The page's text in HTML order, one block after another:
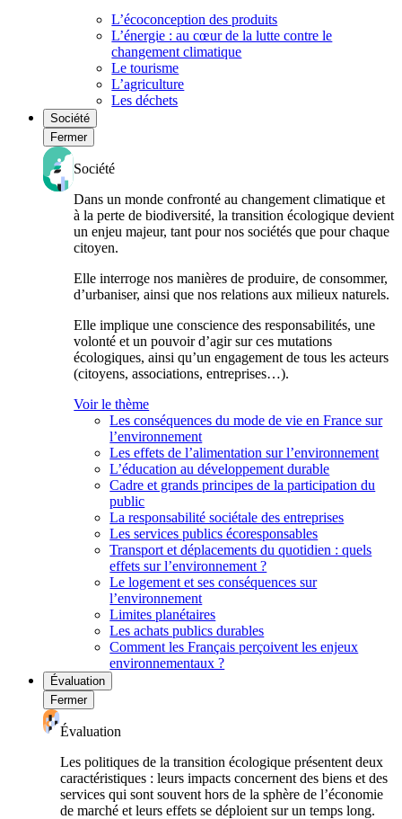
L’écoconception des produits
L’énergie : au cœur de la lutte contre le
changement climatique
Le tourisme
L’agriculture
Les déchets
Société
Fermer
Société
Dans un monde confronté au changement climatique et
à la perte de biodiversité, la transition écologique devient
un enjeu majeur, tant pour nos sociétés que pour chaque
citoyen.
Elle interroge nos manières de produire, de consommer,
d’urbaniser, ainsi que nos relations aux milieux naturels.
Elle implique une conscience des responsabilités, une
volonté et un pouvoir d’agir sur ces mutations
écologiques, ainsi qu’un engagement de tous les acteurs
(citoyens, associations, entreprises…).
Voir le thème
Les conséquences du mode de vie en France sur
l’environnement
Les effets de l’alimentation sur l’environnement
L’éducation au développement durable
Cadre et grands principes de la participation du
public
La responsabilité sociétale des entreprises
Les services publics écoresponsables
Transport et déplacements du quotidien : quels
effets sur l’environnement ?
Le logement et ses conséquences sur
l’environnement
Limites planétaires
Les achats publics durables
Comment les Français perçoivent les enjeux
environnementaux ?
Évaluation
Fermer
Évaluation
Les politiques de la transition écologique présentent deux
caractéristiques : leurs impacts concernent des biens et des
services qui sont souvent hors de la sphère de l’économie
de marché et leurs effets se déploient sur un temps long.